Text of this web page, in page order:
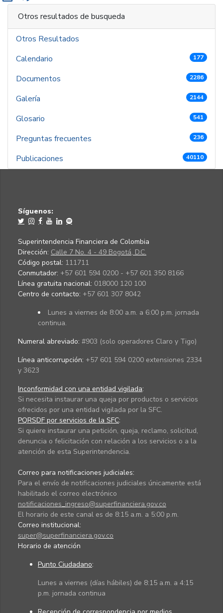
Otros resultados de busqueda
Otros Resultados
Calendario
177
Documentos 2286
Galería 2144
Glosario 541
Preguntas frecuentes 236
Publicaciones 40110
Síguenos:
Superintendencia Financiera de Colombia
Dirección: Calle 7 No. 4 - 49 Bogotá, D.C.
Código postal: 111711
Conmutador: +57 601 594 0200 - +57 601 350 8166
Línea gratuita nacional: 018000 120 100
Centro de contacto: +57 601 307 8042
Lunes a viernes de 8:00 a.m. a 6:00 p.m. jornada
continua.
Numeral abreviado: #903 (solo operadores Claro y Tigo)
Línea anticorrupción: +57 601 594 0200 extensiones 2334
y 3623
Inconformidad con una entidad vigilada:
Si necesita instaurar una queja por productos o servicios
ofrecidos por una entidad vigilada por la SFC.
PQRSDF por servicios de la SFC:
Si quiere instaurar una petición, queja, reclamo, solicitud,
denuncia o felicitación con relación a los servicios o a la
atención de esta Superintendencia.
Correo para notificaciones judiciales:
Para el envío de notificaciones judiciales únicamente está
habilitado el correo electrónico
notificaciones_ingreso@superfinanciera.gov.co
El horario de este canal es de 8:15 a.m. a 5:00 p.m.
Correo institucional:
super@superfinanciera.gov.co
Horario de atención
Punto Ciudadano:
Lunes a viernes (días hábiles) de 8:15 a.m. a 4:15
p.m. jornada continua